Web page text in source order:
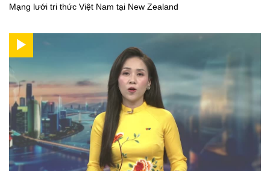
Mạng lưới tri thức Việt Nam tại New Zealand